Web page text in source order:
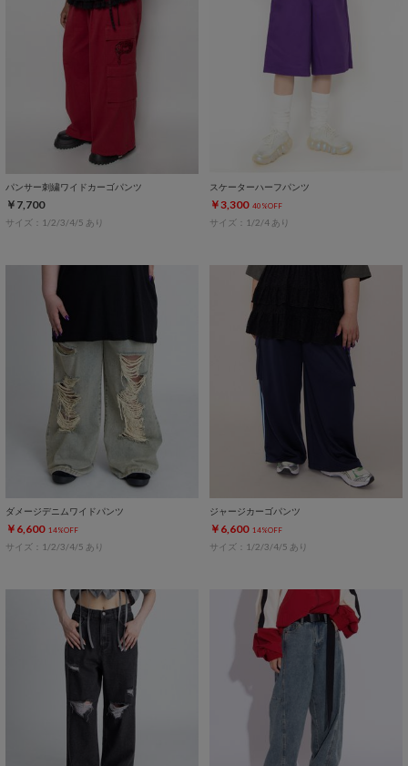
パンサー刺繍ワイドカーゴパンツ
￥7,700
サイズ：1/2/3/4/5 あり
スケーターハーフパンツ
￥3,300 40%OFF
サイズ：1/2/4 あり
ダメージデニムワイドパンツ
￥6,600 14%OFF
サイズ：1/2/3/4/5 あり
ジャージカーゴパンツ
￥6,600 14%OFF
サイズ：1/2/3/4/5 あり